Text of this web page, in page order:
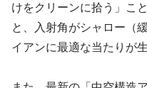
けをクリーンに拾う」こ
と、入射角がシャロー（
イアンに最適な当たりが